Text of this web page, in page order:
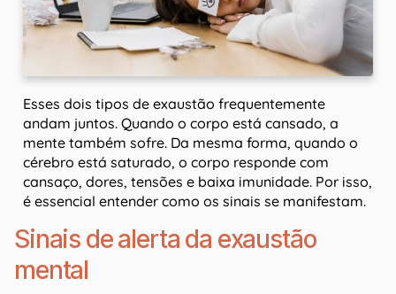
Esses dois tipos de exaustão frequentemente
andam juntos. Quando o corpo está cansado, a
mente também sofre. Da mesma forma, quando o
cérebro está saturado, o corpo responde com
cansaço, dores, tensões e baixa imunidade. Por isso,
é essencial entender como os sinais se manifestam.
Sinais de alerta da exaustão
mental